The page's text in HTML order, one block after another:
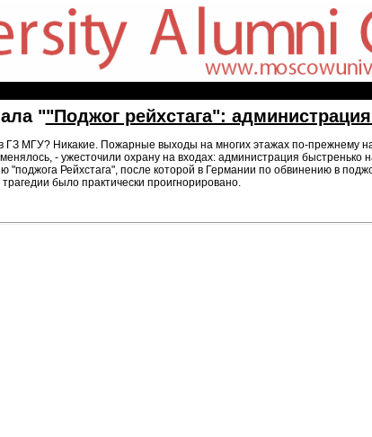
""Поджог рейхстага":
ГЗ МГУ? Никакие. Пожарные выходы на многих этажах по-прежнему
- ужесточили охрану на входах: администрация
"поджога Рейхстага", после которой в Германии по обвинению в
было практически проигнорировано.